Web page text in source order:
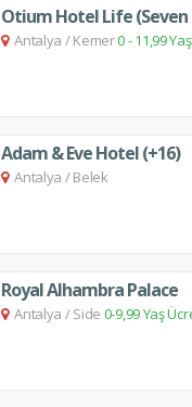
Antalya /Kemer0 - 11,99
Adam & Eve Hotel (+16)
Antalya /Belek
Royal Alhambra Palace
Antalya /Side 0-9,99 Yaş